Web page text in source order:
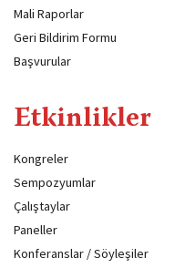
Mali Raporlar
Geri Bildirim Formu
Başvurular
Etkinlikler
Kongreler
Sempozyumlar
Çalıştaylar
Paneller
Konferanslar / Söyleşiler